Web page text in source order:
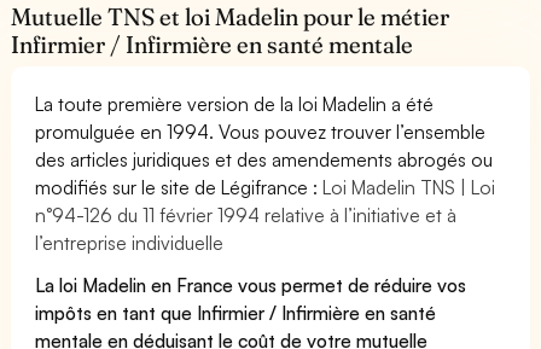
Mutuelle TNS et loi Madelin pour le métier
Infirmier / Infirmière en santé mentale
La toute première version de la loi Madelin a été
promulguée en 1994. Vous pouvez trouver l’ensemble
des articles juridiques et des amendements abrogés ou
modifiés sur le site de Légifrance :Loi Madelin TNS | Loi
n°94-126 du 11 février 1994 relative à l’initiative et à
l’entreprise individuelle
La loi Madelin en France vous permet de réduire vos
impôts en tant que Infirmier / Infirmière en santé
mentale en déduisant le coût de votre mutuelle